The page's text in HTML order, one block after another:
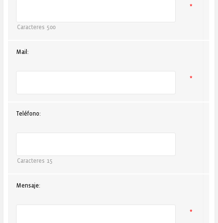
Caracteres 500
*
Mail:
*
Teléfono:
Caracteres 15
Mensaje:
*